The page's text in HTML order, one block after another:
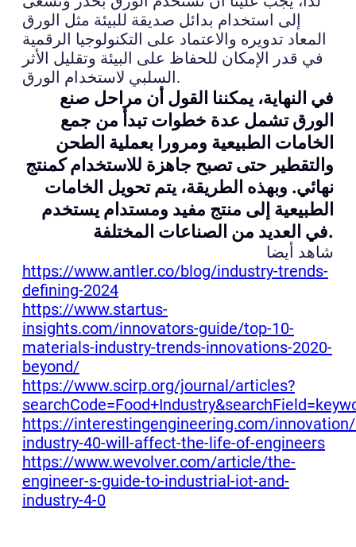
إلى استخدام بدائل صديقة للبيئة مثل الورق
المعاد تدويره والاعتماد على التكنولوجيا الرقمية
في قدر الإمكان للحفاظ على البيئة وتقليل الأثر
السلبي لاستخدام الورق.
في النهاية، يمكننا القول أن مراحل صنع
الورق تشمل عدة خطوات تبدأ من جمع
الخامات الطبيعية ومرورا بعملية الطحن
والتقطير حتى تصبح جاهزة للاستخدام كمنتج
نهائي. وبهذه الطريقة، يتم تحويل الخامات
الطبيعية إلى منتج مفيد ومستدام يستخدم
في العديد من الصناعات المختلفة.
شاهد أيضا
https://www.antler.co/blog/industry-trends-
defining-2024
https://www.startus-
insights.com/innovators-guide/top-10-
materials-industry-trends-innovations-2020-
beyond/
https://www.scirp.org/journal/articles?
https://interestingengineering.com/
industry-40-will-affect-the-life-of-engineers
https://www.wevolver.com/article/the-
engineer-s-guide-to-industrial-iot-and-
industry-4-0